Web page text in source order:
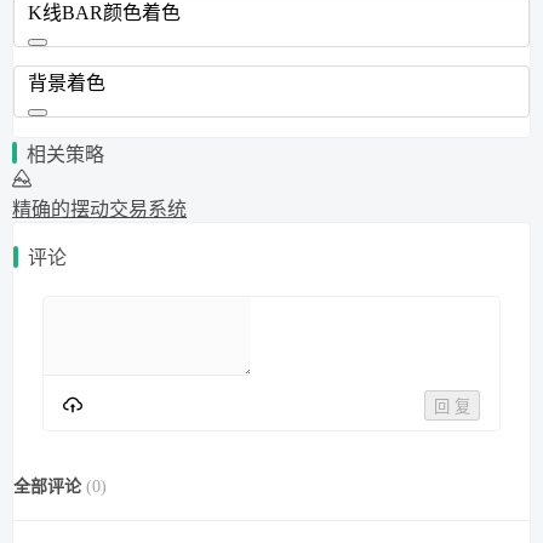
K线BAR颜色着色
背景着色
相关策略
精确的摆动交易系统
评论
回 复
全部评论 (0)